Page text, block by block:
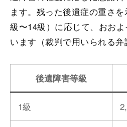
ます。残った後遺症の重さ
級〜14級）に応じて、おお
います（裁判で用いられる弁
後遺障害等級
1級